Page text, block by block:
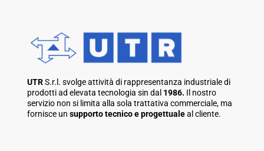
UTRS.r.l. svolge attività di rappresentanza industriale di
prodotti ad elevata tecnologia sin dal 1986. Il nostro
servizio non si limita alla sola trattativa commerciale, ma
fornisce un supporto tecnico e progettualeal cliente.